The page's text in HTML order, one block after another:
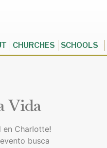
CHURCHES SCHOOLS
Vida
en Charlotte!
busca